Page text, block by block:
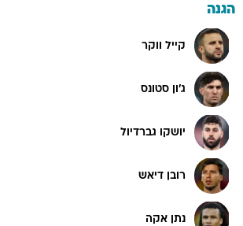
הגנה
קייל ווקר
ג'ון סטונס
יושקו גברדיול
רובן דיאש
נתן אקה